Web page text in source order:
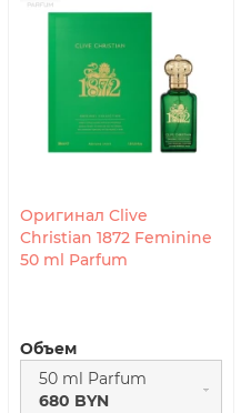
Оригинал Clive
Christian 1872 Feminine
50 ml Parfum
Объем
50 ml Parfum
680 BYN